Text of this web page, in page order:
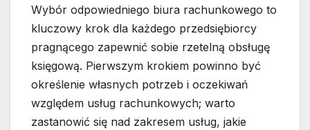
Wybór odpowiedniego biura rachunkowego to
kluczowy krok dla każdego przedsiębiorcy
pragnącego zapewnić sobie rzetelną obsługę
księgową. Pierwszym krokiem powinno być
określenie własnych potrzeb i oczekiwań
względem usług rachunkowych; warto
zastanowić się nad zakresem usług, jakie